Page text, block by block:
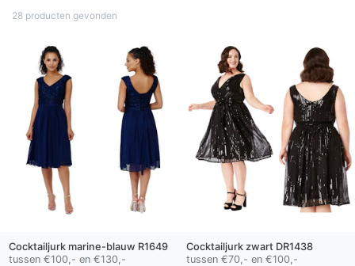
28 producten gevonden
Cocktailjurk marine-blauw R1649
tussen €100,- en €130,-
Cocktailjurk zwartDR1438
tussen €70,- en €100,-